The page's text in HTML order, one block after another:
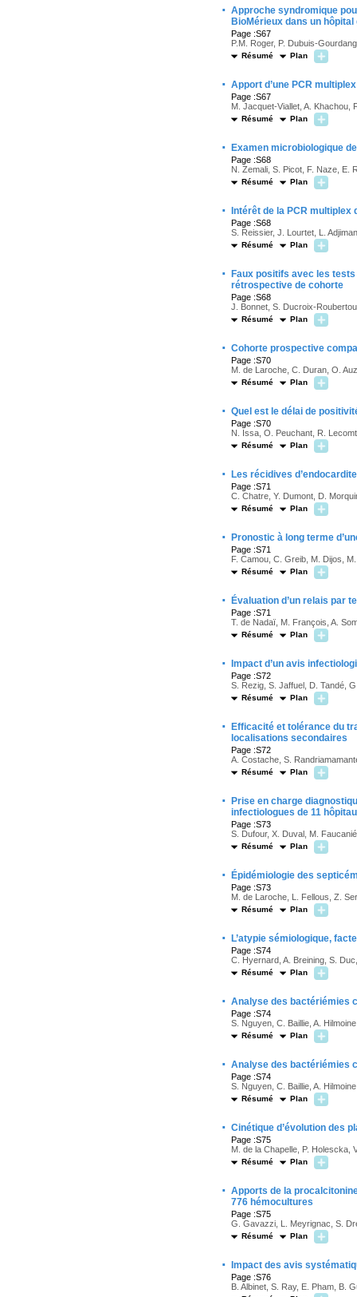
· Approche syndromique
BioMérieux dans un hôpital
Page :S67
P.M. Roger, P. Dubuis-
Résumé Plan
· Apport d’une PCR
Page :S67
M. Jacquet-Viallet, A. Khachou,
Résumé Plan
· Examen microbiologique
Page :S68
N. Zemali, S. Picot, F. Naze, E.
Résumé Plan
· Intérêt de la PCR
Page :S68
S. Reissier, J. Lourtet, L.
Résumé Plan
·
Faux positifs avec les
rétrospective de cohorte
Page :S68
J. Bonnet, S. Ducroix-
Résumé Plan
· Cohorte prospective
Page :S70
M. de Laroche, C. Duran, O.
Résumé Plan
· Quel est le délai de
Page :S70
N. Issa, O. Peuchant, R.
Résumé Plan
· Les récidives
Page :S71
C. Chatre, Y. Dumont, D.
Résumé Plan
· Pronostic à long terme
Page :S71
F. Camou, C. Greib, M. Dijos,
Résumé Plan
· Évaluation d’un relais par
Page :S71
T. de Nadaï, M. François, A.
Résumé Plan
· Impact d’un avis
Page :S72
S. Rezig, S. Jaffuel, D. Tandé,
Résumé Plan
·
Efficacité et tolérance du
localisations secondaires
Page :S72
A. Costache, S.
Résumé Plan
·
Prise en charge
infectiologues de 11
Page :S73
S. Dufour, X. Duval, M.
Résumé Plan
· Épidémiologie des
Page :S73
M. de Laroche, L. Fellous, Z.
Résumé Plan
· L’atypie sémiologique,
Page :S74
C. Hyernard, A. Breining, S.
Résumé Plan
· Analyse des bactériémies
Page :S74
S. Nguyen, C. Baillie, A.
Résumé Plan
· Analyse des bactériémies
Page :S74
S. Nguyen, C. Baillie, A.
Résumé Plan
· Cinétique d’évolution des
Page :S75
M. de la Chapelle, P. Holescka,
Résumé Plan
· Apports de la
776 hémocultures
Page :S75
G. Gavazzi, L. Meyrignac, S.
Résumé Plan
· Impact des avis
Page :S76
B. Albinet, S. Ray, E. Pham, B.